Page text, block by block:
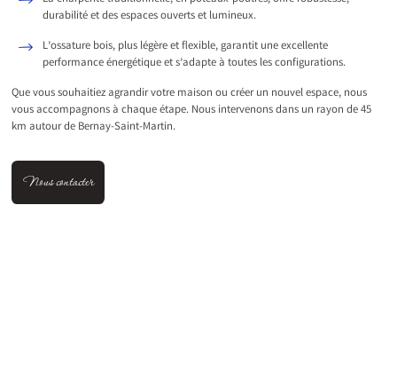
durabilité et des espaces ouverts et lumineux.
L’ossature bois, plus légère et flexible, garantit une excellente
performance énergétique et s’adapte à toutes les configurations.
Que vous souhaitiez agrandir votre maison ou créer un nouvel espace, nous
vous accompagnons à chaque étape. Nous intervenons dans un rayon de 45
km autour de Bernay-Saint-Martin.
Nous contacter